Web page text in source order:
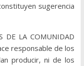
sugerencia
DE LA COMUNIDAD
responsable de los
producir, ni de los